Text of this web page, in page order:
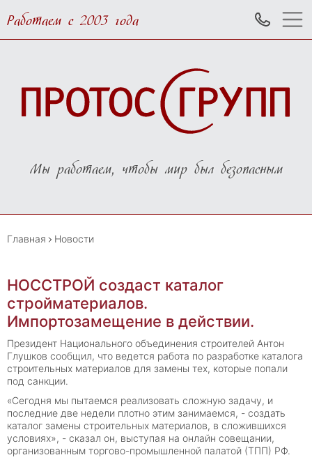
Работаем с 2003 года
Мы работаем, чтобы мир был безопасным
Главная Новости
НОССТРОЙ создаст каталог
стройматериалов.
Импортозамещение в действии.
Президент Национального объединения строителей Антон
Глушков сообщил, что ведется работа по разработке каталога
строительных материалов для замены тех, которые попали
под санкции.
«Сегодня мы пытаемся реализовать сложную задачу, и
последние две недели плотно этим занимаемся, - создать
каталог замены строительных материалов, в сложившихся
условиях», - сказал он, выступая на онлайн совещании,
организованным торгово-промышленной палатой (ТПП) РФ.